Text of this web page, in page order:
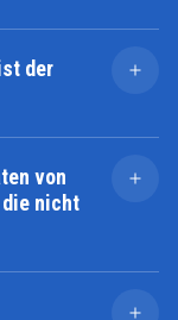
der
Sie
Group
BPC-
von
nicht